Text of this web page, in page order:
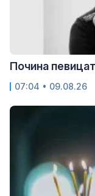
Почина
07:04 • 09.08.26